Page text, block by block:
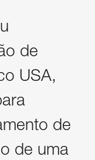
de
USA,
de
de uma